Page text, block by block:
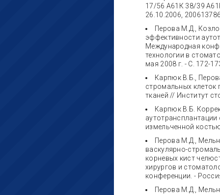
17/56 А61К 38/39
26.10.2006,
Перова М.Д.,
эффективности
Международная
технологии в
мая 2008 г. - С. 172-
Карпюк В.Б.,
стромальных клеток
тканей // Институт
Карпюк В.Б.
измельченной
Перова М.Д.,
васкулярно-
корневых кист
хирургов и
конференции. -
Перова М.Д.,